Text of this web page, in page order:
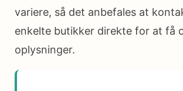
variere, så det anbefales at
enkelte butikker direkte for at få
oplysninger.